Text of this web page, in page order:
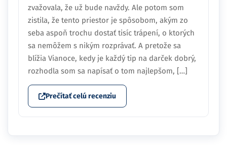
zvažovala, že už bude navždy. Ale potom som
zistila, že tento priestor je spôsobom, akým zo
seba aspoň trochu dostať tisíc trápení, o ktorých
sa nemôžem s nikým rozprávať. A pretože sa
blížia Vianoce, kedy je každý tip na darček dobrý,
rozhodla som sa napísať o tom najlepšom, […]
Prečítať celú recenziu